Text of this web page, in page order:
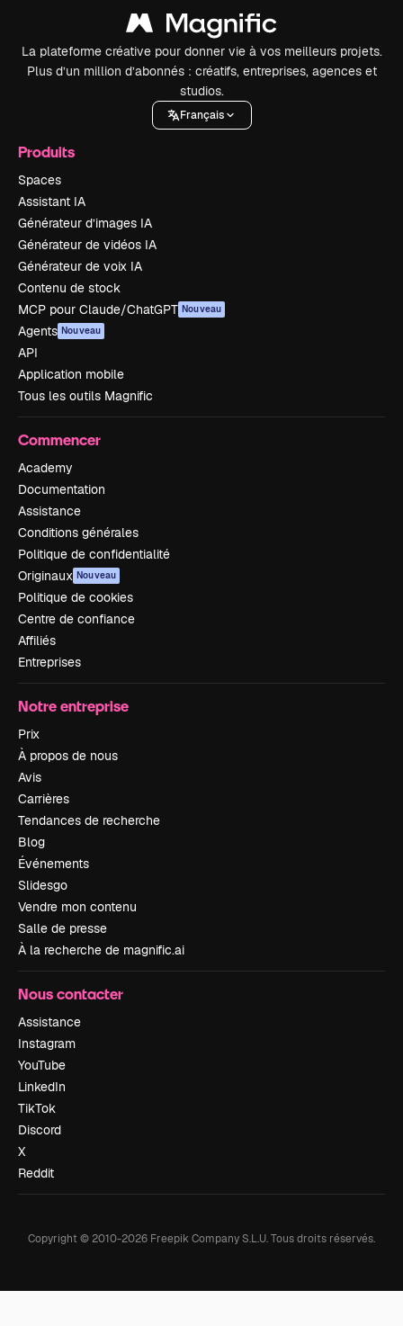
La plateforme créative pour donner vie à vos meilleurs projets.
Plus d’un million d’abonnés : créatifs, entreprises, agences et
studios.
Français
Produits
Spaces
Assistant IA
Générateur d’images IA
Générateur de vidéos IA
Générateur de voix IA
Contenu de stock
MCP pour Claude/ChatGPT Nouveau
Agents Nouveau
API
Application mobile
Tous les outils Magnific
Commencer
Academy
Documentation
Assistance
Conditions générales
Politique de confidentialité
Originaux Nouveau
Politique de cookies
Centre de confiance
Affiliés
Entreprises
Notre entreprise
Prix
À propos de nous
Avis
Carrières
Tendances de recherche
Blog
Événements
Slidesgo
Vendre mon contenu
Salle de presse
À la recherche de magnific.ai
Nous contacter
Assistance
Instagram
YouTube
LinkedIn
TikTok
Discord
X
Reddit
Copyright © 2010-2026 Freepik Company S.L.U.Tous droits réservés.